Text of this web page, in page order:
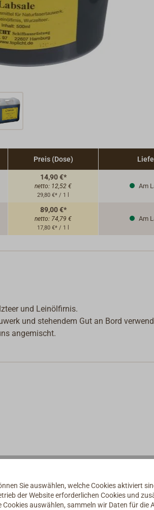
Preis (Dose)
14,90 €*
netto: 12,52 €
29,80 €* / 1 l
Am
89,00 €*
netto: 74,79 €
17,80 €* / 1 l
Am
und Leinölfirnis.
und stehendem Gut an Bord
angemischt.
Sie auswählen, welche Cookies aktiviert
der Website erforderlichen Cookies und
Cookies auswählen, sammeln wir Daten für die